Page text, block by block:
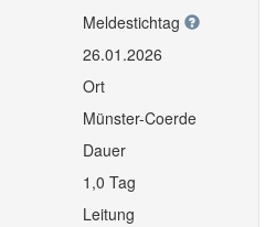
Meldestichtag
26.01.2026
Ort
Münster-Coerde
Dauer
1,0 Tag
Leitung